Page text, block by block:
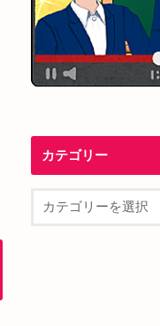
カテゴリー